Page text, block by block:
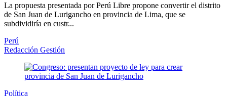
La propuesta presentada por Perú Libre propone convertir el distrito
de San Juan de Lurigancho en provincia de Lima, que se
subdividiría en custr...
Perú
Redacción Gestión
Política